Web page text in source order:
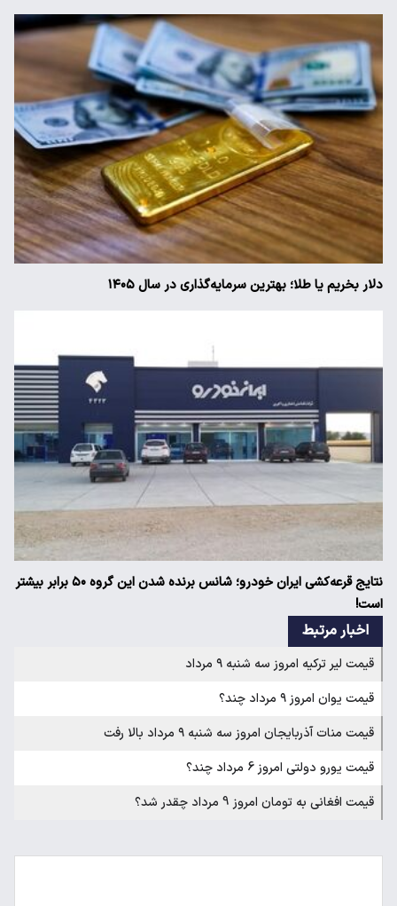
دلار بخریم یا طلا؛ بهترین سرمایه‌گذاری در سال ۱۴۰۵
نتایج قرعه‌کشی ایران خودرو؛ شانس برنده شدن این گروه ۵۰ برابر بیشتر
است!
اخبار مرتبط
قیمت لیر ترکیه امروز سه شنبه ۹ مرداد
قیمت یوان امروز ۹ مرداد چند؟
قیمت منات آذربایجان امروز سه شنبه ۹ مرداد بالا رفت
قیمت یورو دولتی امروز 6 مرداد چند؟
قیمت افغانی به تومان امروز 9 مرداد چقدر شد؟